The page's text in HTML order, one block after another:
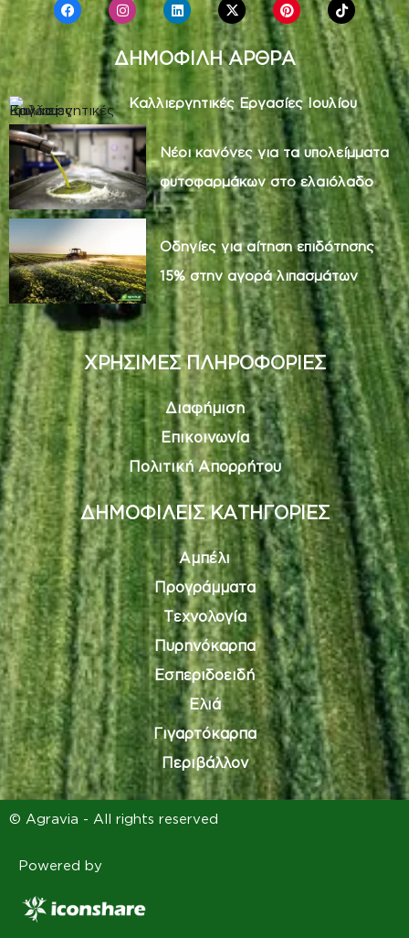
ΔΗΜΟΦΙΛΗ ΑΡΘΡΑ
Καλλιεργητικές Εργασίες Ιουλίου
Νέοι κανόνες για τα υπολείμματα
φυτοφαρμάκων στο ελαιόλαδο
Οδηγίες για αίτηση επιδότησης
15% στην αγορά λιπασμάτων
ΧΡΗΣΙΜΕΣ ΠΛΗΡΟΦΟΡΙΕΣ
Διαφήμιση
Επικοινωνία
Πολιτική Απορρήτου
ΔΗΜΟΦΙΛΕΙΣ ΚΑΤΗΓΟΡΙΕΣ
Αμπέλι
Προγράμματα
Τεχνολογία
Πυρηνόκαρπα
Εσπεριδοειδή
Ελιά
Γιγαρτόκαρπα
Περιβάλλον
© Agravia - All rights reserved
Powered by